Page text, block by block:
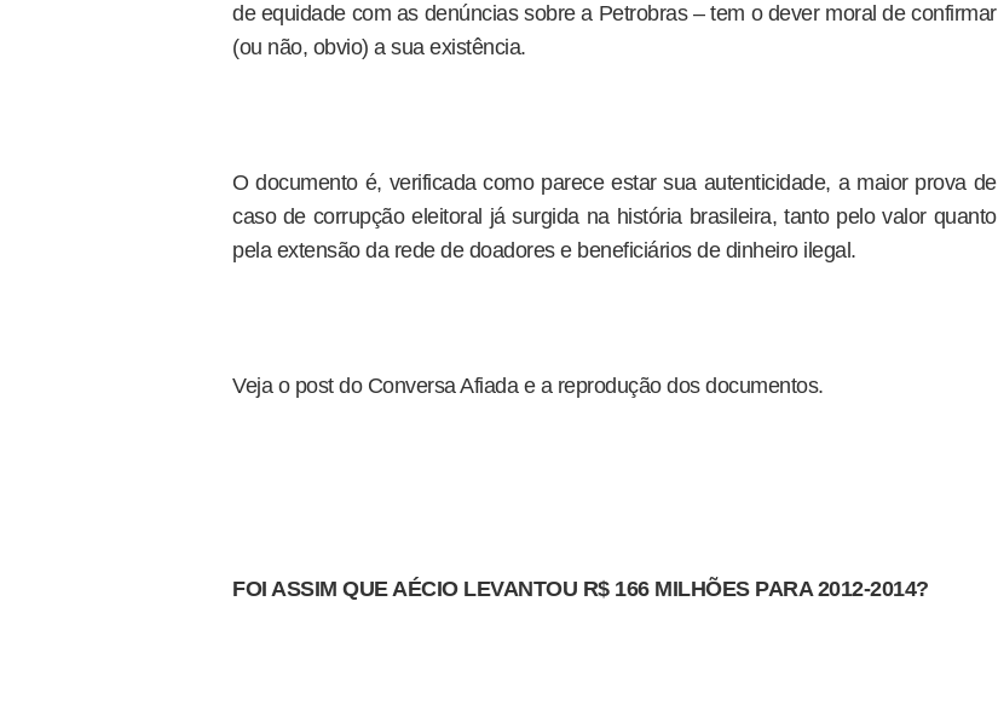
de equidade com as denúncias sobre a Petrobras – tem o dever moral de confirmar
(ou não, obvio) a sua existência.
O documento é, verificada como parece estar sua autenticidade, a maior prova de
caso de corrupção eleitoral já surgida na história brasileira, tanto pelo valor quanto
pela extensão da rede de doadores e beneficiários de dinheiro ilegal.
Veja o post do Conversa Afiada e a reprodução dos documentos.
FOI ASSIM QUE AÉCIO LEVANTOU R$ 166 MILHÕES PARA 2012-2014?